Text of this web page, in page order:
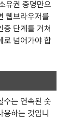
유권 증명만으
웹브라우저를
증 단계를 거쳐
로 넘어가야 합
수는 연속된 숫
용하는 것입니